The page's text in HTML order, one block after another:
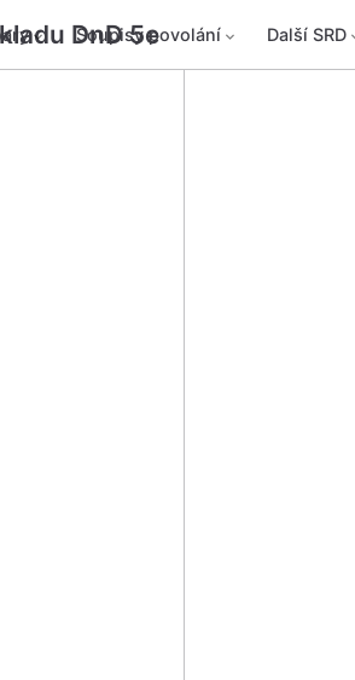
DnD 5e
Soupisy povolání Další SRD